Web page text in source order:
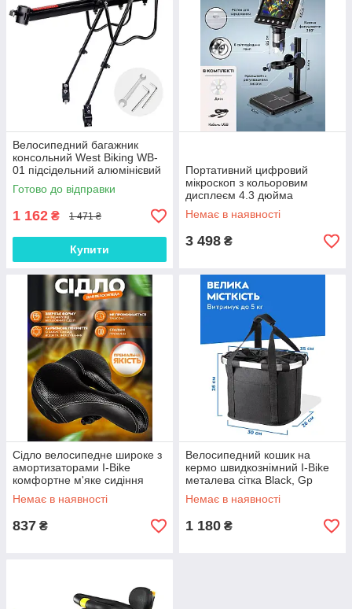
Велосипедний багажник
консольний West Biking WB-
01 підсідельний алюмінієвий
Black, Gp
Готово до відправки
1 162 ₴ 1 471 ₴
Купити
Портативний цифровий
мікроскоп з кольоровим
дисплеєм 4.3 дюйма
збільшення 1000Х /
Акумуляторний прилад для
Немає в наявності
3 498 ₴
Сідло велосипедне широке з
амортизаторами I-Bike
комфортне м'яке сидіння
Black, Gp
Немає в наявності
837 ₴
Велосипедний кошик на
кермо швидкознімний I-Bike
металева сітка Black, Gp
Немає в наявності
1 180 ₴